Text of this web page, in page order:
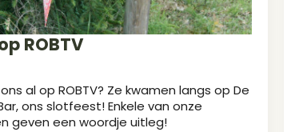
ROBTV
al op ROBTV? Ze kwamen langs op De
ons slotfeest! Enkele van onze
geven een woordje uitleg!